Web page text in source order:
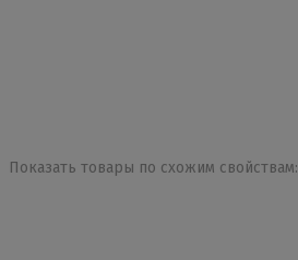
Показать товары по схожим свойствам: